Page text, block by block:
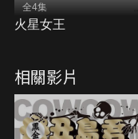
全4集
火星女王
相關影片